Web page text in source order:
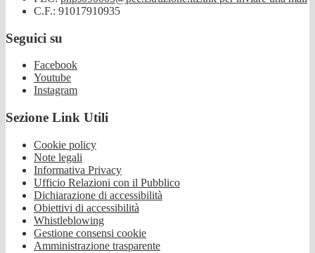
C.F.: 91017910935
Seguici su
Facebook
Youtube
Instagram
Sezione Link Utili
Cookie policy
Note legali
Informativa Privacy
Ufficio Relazioni con il Pubblico
Dichiarazione di accessibilità
Obiettivi di accessibilità
Whistleblowing
Gestione consensi cookie
Amministrazione trasparente